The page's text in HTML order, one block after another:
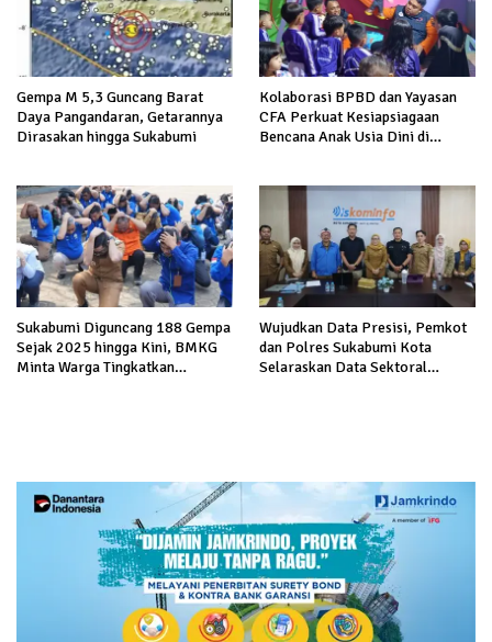
Gempa M 5,3 Guncang Barat
Daya Pangandaran, Getarannya
Dirasakan hingga Sukabumi
Kolaborasi BPBD dan Yayasan
CFA Perkuat Kesiapsiagaan
Bencana Anak Usia Dini di
Sukabumi Diguncang 188 Gempa
Sejak 2025 hingga Kini, BMKG
Minta Warga Tingkatkan
Wujudkan Data Presisi, Pemkot
dan Polres Sukabumi Kota
Selaraskan Data Sektoral